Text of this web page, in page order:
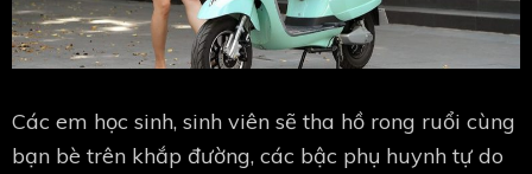
Các em học sinh, sinh viên sẽ tha hồ rong ruổi cùng
bạn bè trên khắp đường, các bậc phụ huynh tự do